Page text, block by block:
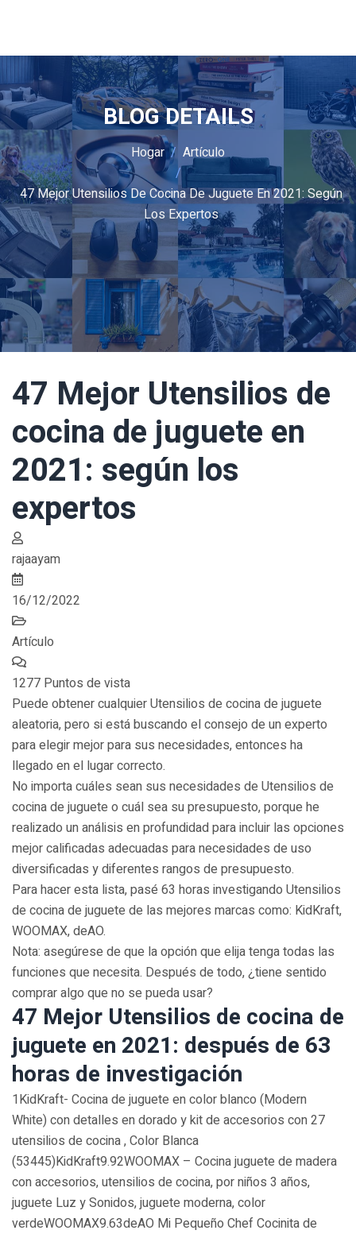
BLOG DETAILS
Hogar Artículo
47 Mejor Utensilios De Cocina De Juguete En 2021: Según
Los Expertos
47 Mejor Utensilios de
cocina de juguete en
2021: según los
expertos
rajaayam
16/12/2022
Artículo
1277 Puntos de vista
Puede obtener cualquier Utensilios de cocina de juguete
aleatoria, pero si está buscando el consejo de un experto
para elegir mejor para sus necesidades, entonces ha
llegado en el lugar correcto.
No importa cuáles sean sus necesidades de Utensilios de
cocina de juguete o cuál sea su presupuesto, porque he
realizado un análisis en profundidad para incluir las opciones
mejor calificadas adecuadas para necesidades de uso
diversificadas y diferentes rangos de presupuesto.
Para hacer esta lista, pasé 63 horas investigando Utensilios
de cocina de juguete de las mejores marcas como: KidKraft,
WOOMAX, deAO.
Nota: asegúrese de que la opción que elija tenga todas las
funciones que necesita. Después de todo, ¿tiene sentido
comprar algo que no se pueda usar?
47 Mejor Utensilios de cocina de
juguete en 2021: después de 63
horas de investigación
1KidKraft- Cocina de juguete en color blanco (Modern
White) con detalles en dorado y kit de accesorios con 27
utensilios de cocina , Color Blanca
(53445)KidKraft9.92WOOMAX – Cocina juguete de madera
con accesorios, utensilios de cocina, por niños 3 años,
juguete Luz y Sonidos, juguete moderna, color
verdeWOOMAX9.63deAO Mi Pequeño Chef Cocinita de